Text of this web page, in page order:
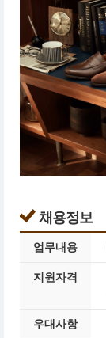
채용정보
업무내용
지원자격
우대사항